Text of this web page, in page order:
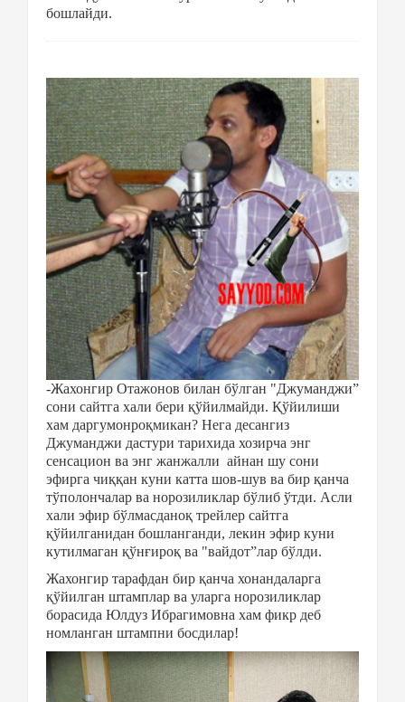
бошлайди.
-Жахонгир Отажонов билан бўлган "Джуманджи”
сони сайтга хали бери қўйилмайди. Қўйилиши
хам даргумонроқмикан? Нега десангиз
Джуманджи дастури тарихида хозирча энг
сенсацион ва энг жанжалли айнан шу сони
эфирга чиққан куни катта шов-шув ва бир қанча
тўполончалар ва норозиликлар бўлиб ўтди. Асли
хали эфир бўлмасданоқ трейлер сайтга
қўйилганидан бошланганди, лекин эфир куни
кутилмаган қўнғироқ ва "вайдот”лар бўлди.
Жахонгир тарафдан бир қанча хонандаларга
қўйилган штамплар ва уларга норозиликлар
борасида Юлдуз Ибрагимовна хам фикр деб
номланган штампни босдилар!